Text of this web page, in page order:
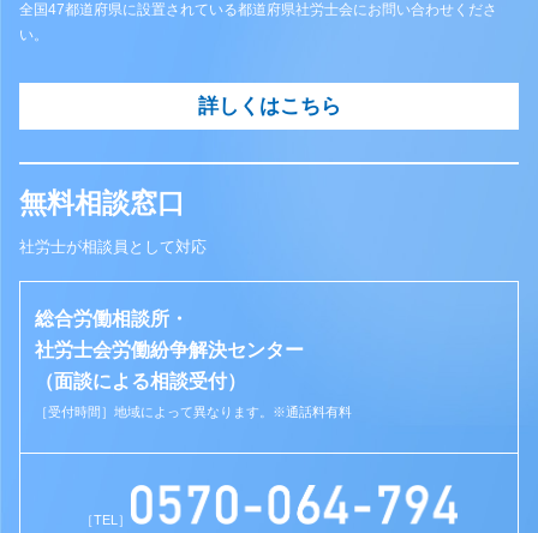
全国47都道府県に設置されている都道府県社労士会にお問い合わせくださ
い。
詳しくはこちら
無料相談窓口
社労士が相談員として対応
総合労働相談所・
社労士会労働紛争解決センター
（面談による相談受付）
［受付時間］地域によって異なります。※通話料有料
［TEL］